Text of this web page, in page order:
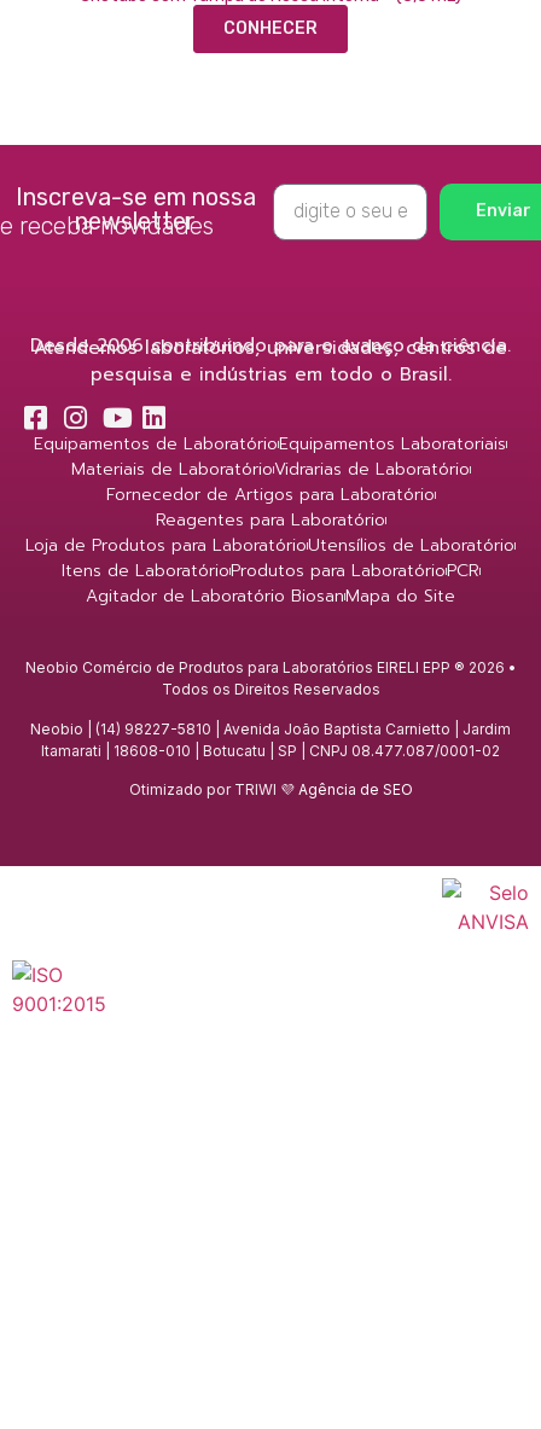
CONHECER
Inscreva-se em nossa
newsletter
e receba novidades
Enviar
Desde 2006 contribuindo para o avanço da ciência.
Atendemos laboratórios, universidades, centros de
pesquisa e indústrias em todo o Brasil.
Equipamentos de LaboratórioEquipamentos Laboratoriais
Materiais de LaboratórioVidrarias de Laboratório
Fornecedor de Artigos para Laboratório
Reagentes para Laboratório
Loja de Produtos para LaboratórioUtensílios de Laboratório
Itens de LaboratórioProdutos para LaboratórioPCR
Agitador de Laboratório BiosanMapa do Site
Neobio Comércio de Produtos para Laboratórios EIRELI EPP ® 2026 •
Todos os Direitos Reservados
Neobio | (14) 98227-5810 | Avenida João Baptista Carnietto | Jardim
Itamarati | 18608-010 | Botucatu | SP | CNPJ 08.477.087/0001-02
Otimizado por TRIWI 💜 Agência de SEO